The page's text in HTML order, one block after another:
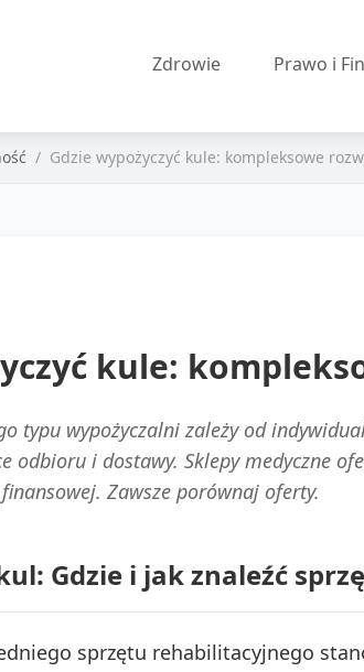
Zdrowie Prawo i
Gdzie wypożyczyć kule: kompleksowe
kule:
typu wypożyczalni zależy od
odbioru i dostawy. Sklepy medyczne
Zawsze porównaj oferty.
Gdzie i jak znaleźć
sprzętu rehabilitacyjnego